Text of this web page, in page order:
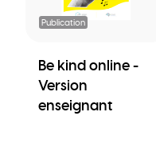
Publication
Be kind online -
Version
enseignant